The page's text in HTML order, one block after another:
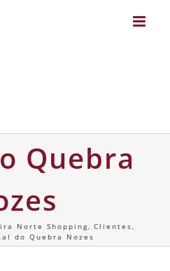
Quebra
Norte Shopping
Clientes
do Quebra Nozes